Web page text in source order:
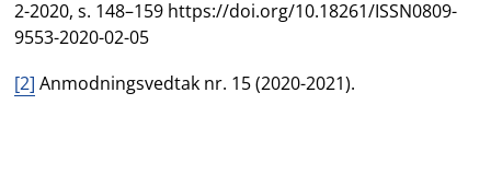
2-2020, s. 148–159 https://doi.org/10.18261/ISSN0809-
9553-2020-02-05
[2] Anmodningsvedtak nr. 15 (2020-2021).